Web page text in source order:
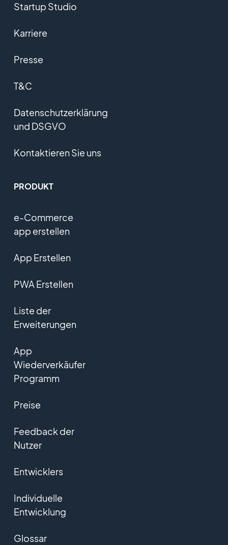
Startup Studio
Karriere
Presse
T&C
Datenschutzerklärung
und DSGVO
Kontaktieren Sie uns
PRODUKT
e-Commerce
app erstellen
App Erstellen
PWA Erstellen
Liste der
Erweiterungen
App
Wiederverkäufer
Programm
Preise
Feedback der
Nutzer
Entwicklers
Individuelle
Entwicklung
Glossar